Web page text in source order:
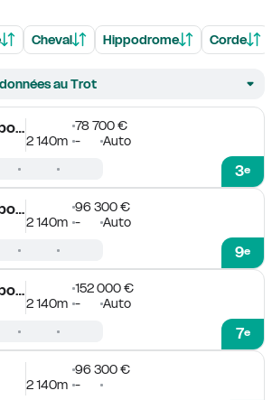
Cheval Hippodrome Corde
au Trot
78 700 €
2 140m - Auto
3e
96 300 €
2 140m - Auto
9e
152 000 €
2 140m - Auto
7e
96 300 €
2 140m -